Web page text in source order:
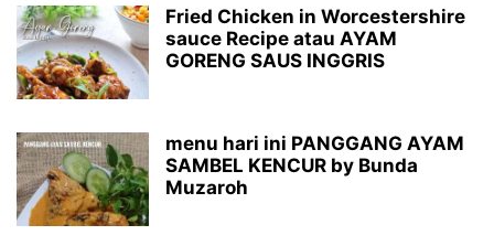
Fried Chicken in Worcestershire
sauce Recipe atau AYAM
GORENG SAUS INGGRIS
menu hari ini PANGGANG AYAM
SAMBEL KENCUR by Bunda
Muzaroh